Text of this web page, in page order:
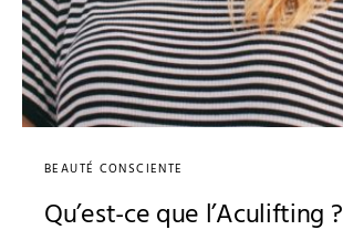
BEAUTÉ CONSCIENTE
Qu’est-ce que l’Aculifting ?